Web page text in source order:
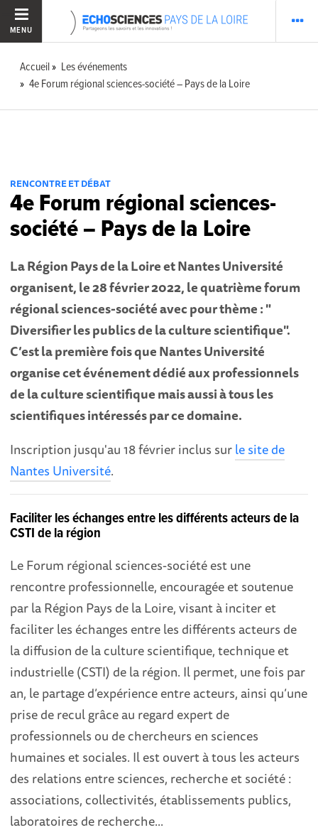
MENU
Accueil
Les événements
4e Forum régional sciences-société – Pays de la Loire
RENCONTRE ET DÉBAT
4e Forum régional sciences-
société – Pays de la Loire
La Région Pays de la Loire et Nantes Université
organisent, le 28 février 2022, le quatrième forum
régional sciences-société avec pour thème : "
Diversifier les publics de la culture scientifique".
C’est la première fois que Nantes Université
organise cet événement dédié aux professionnels
de la culture scientifique mais aussi à tous les
scientifiques intéressés par ce domaine.
Inscription jusqu'au 18 février inclus surle site de
Nantes Université.
Faciliter les échanges entre les différents acteurs de la
CSTI de la région
Le Forum régional sciences-société est une
rencontre professionnelle, encouragée et soutenue
par la Région Pays de la Loire, visant à inciter et
faciliter les échanges entre les différents acteurs de
la diffusion de la culture scientifique, technique et
industrielle (CSTI) de la région. Il permet, une fois par
an, le partage d’expérience entre acteurs, ainsi qu’une
prise de recul grâce au regard expert de
professionnels ou de chercheurs en sciences
humaines et sociales. Il est ouvert à tous les acteurs
des relations entre sciences, recherche et société :
associations, collectivités, établissements publics,
laboratoires de recherche...